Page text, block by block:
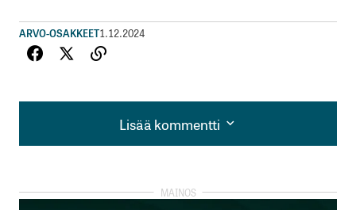
ARVO-OSAKKEET1.12.2024
Lisää kommentti
Lisää kommentti
kirjautua